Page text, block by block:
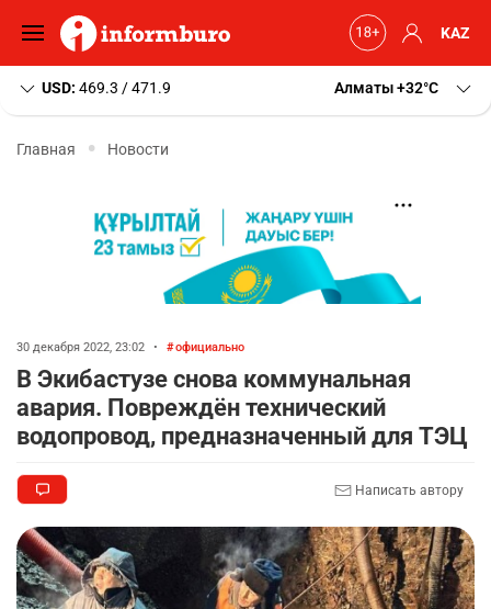
KAZ
USD: 469.3 / 471.9 Алматы+32 C
Главная Новости
30 декабря 2022, 23:02 • официально
В Экибастузе снова коммунальная
авария. Повреждён технический
водопровод, предназначенный для ТЭЦ
Написать автору